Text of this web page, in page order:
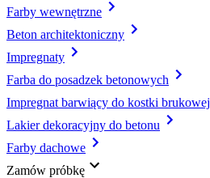
Farby wewnętrzne
Beton architektoniczny
Impregnaty
Farba do posadzek betonowych
Impregnat barwiący do kostki brukowej
Lakier dekoracyjny do betonu
Farby dachowe
Zamów próbkę